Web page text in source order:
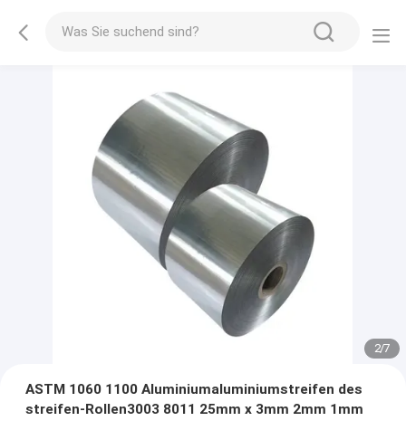
2/7
ASTM 1060 1100 Aluminiumaluminiumstreifen des
streifen-Rollen3003 8011 25mm x 3mm 2mm 1mm